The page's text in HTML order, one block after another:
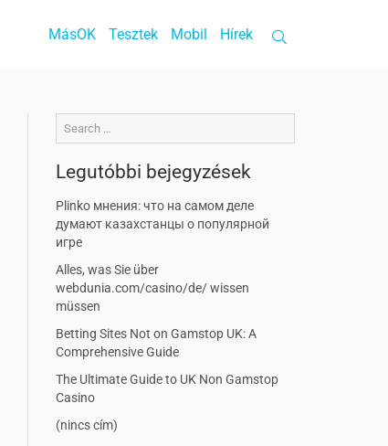
Hírek
Mobil
Tesztek
MásOK
Legutóbbi bejegyzések
Plinko мнения: что на самом деле
думают казахстанцы о популярной
игре
Alles, was Sie über
webdunia.com/casino/de/ wissen
müssen
Betting Sites Not on Gamstop UK: A
Comprehensive Guide
The Ultimate Guide to UK Non Gamstop
Casino
(nincs cím)